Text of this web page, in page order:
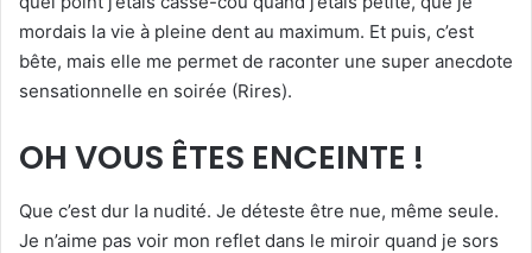
mordais la vie à pleine dent au maximum. Et puis, c’est
bête, mais elle me permet de raconter une super anecdote
sensationnelle en soirée (Rires).
OH VOUS ÊTES ENCEINTE !
Que c’est dur la nudité. Je déteste être nue, même seule.
Je n’aime pas voir mon reflet dans le miroir quand je sors